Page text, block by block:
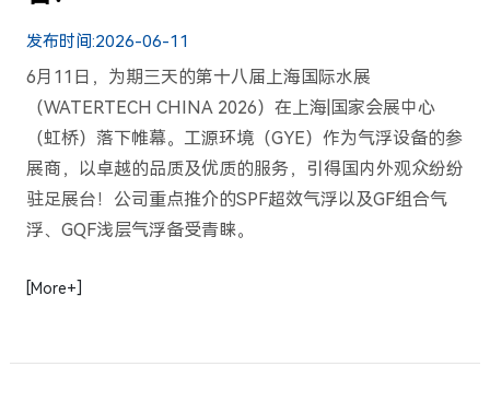
发布时间:2026-06-11
6月11日，为期三天的第十八届上海国际水展
（WATERTECH CHINA 2026）在上海|国家会展中心
（虹桥）落下帷幕。工源环境（GYE）作为气浮设备的参
展商，以卓越的品质及优质的服务，引得国内外观众纷纷
驻足展台！公司重点推介的SPF超效气浮以及GF组合气
浮、GQF浅层气浮备受青睐。
[More+]